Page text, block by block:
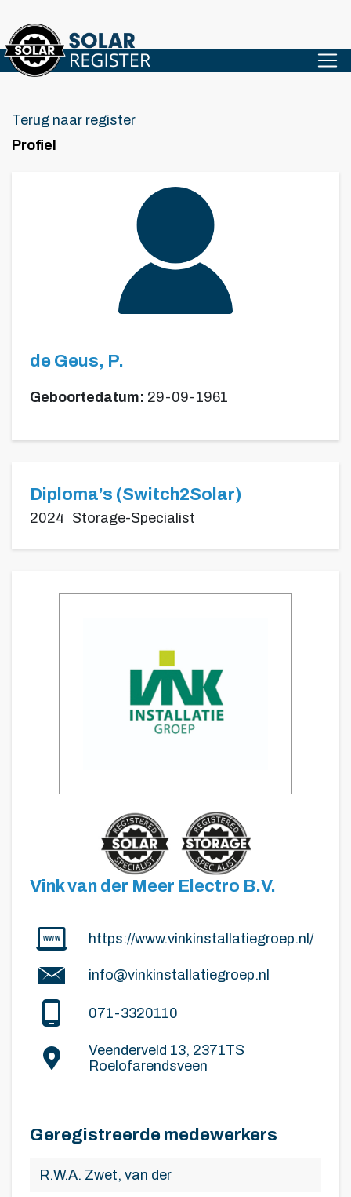
Terug naar register
Profiel
de Geus, P.
Geboortedatum: 29-09-1961
Diploma’s (Switch2Solar)
2024 Storage-Specialist
Vink van der Meer Electro B.V.
https://www.vinkinstallatiegroep.nl/
info@vinkinstallatiegroep.nl
071-3320110
Veenderveld 13, 2371TS
Roelofarendsveen
Geregistreerde medewerkers
R.W.A. Zwet, van der